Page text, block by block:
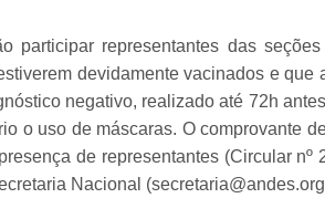
participar representantes das
devidamente vacinados e que
negativo, realizado até 72h
o uso de máscaras. O comprovante
de representantes (Circular nº
Nacional